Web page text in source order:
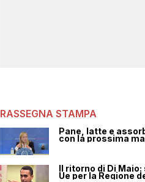
RASSEGNA STAMPA
Pane, latte e
con la prossima
Il ritorno di Di
Ue per la Regione